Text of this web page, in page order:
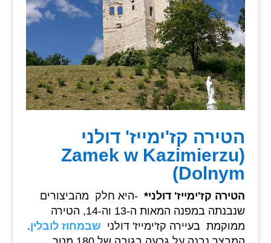
הטירה קז'ימייז' דולני
(Zamek w Kazimierzu
Dolnym)
הטירה קז'ימייז' דולני*-היא חלק מהביצורים
שנבנתה במפנה המאות ה-13 וה-14, הטירה
ממוקמת בעיירה קז'ימייז' דולני שבמחוז לובלין.